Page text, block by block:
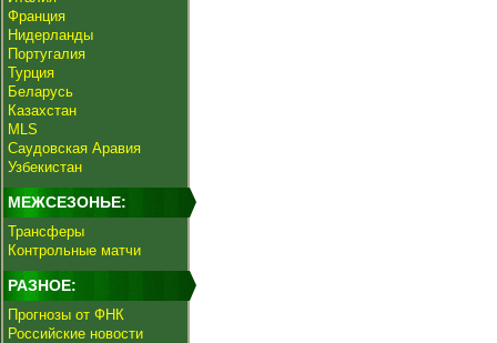
Франция
Нидерланды
Португалия
Турция
Беларусь
Казахстан
MLS
Саудовская Аравия
Узбекистан
МЕЖСЕЗОНЬЕ:
Трансферы
Контрольные матчи
РАЗНОЕ:
Прогнозы от ФНК
Российские новости